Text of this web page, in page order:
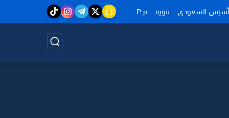
السعودي تنويه P p